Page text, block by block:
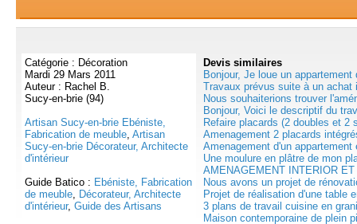
Catégorie : Décoration
Mardi 29 Mars 2011
Auteur : Rachel B.
Sucy-en-brie (94)
Artisan Sucy-en-brie Ebéniste,
Fabrication de meuble, Artisan
Sucy-en-brie Décorateur, Architecte
d'intérieur
Guide Batico : Ebéniste, Fabrication
de meuble, Décorateur, Architecte
d'intérieur, Guide des Artisans
Devis similaires
Bonjour, Je loue un appartement
Travaux prévus suite à un achat
Nous souhaiterions trouver
Bonjour, Voici le descriptif du
Refaire placards (2 doubles et 2
Amenagement 2 placards
Amenagement d'un appartement
Une moulure en plâtre de mon
AMENAGEMENT INTERIOR
Nous avons un projet de
Projet de réalisation d'une table
3 plans de travail cuisine en
Maison contemporaine de plein